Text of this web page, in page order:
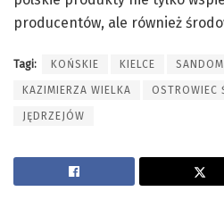
producentów, ale również
Tagi: KOŃSKIE KIELCE
KAZIMIERZA WIELKA OSTROWIEC
JĘDRZEJÓW